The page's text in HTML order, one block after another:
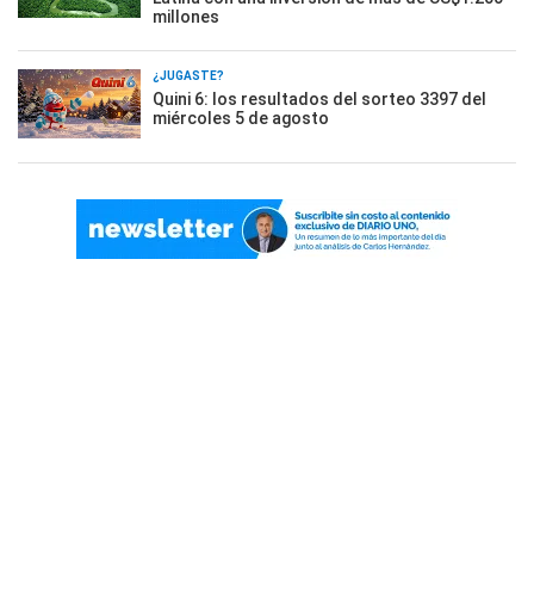
millones
¿JUGASTE?
Quini 6: los resultados del sorteo 3397 del
miércoles 5 de agosto